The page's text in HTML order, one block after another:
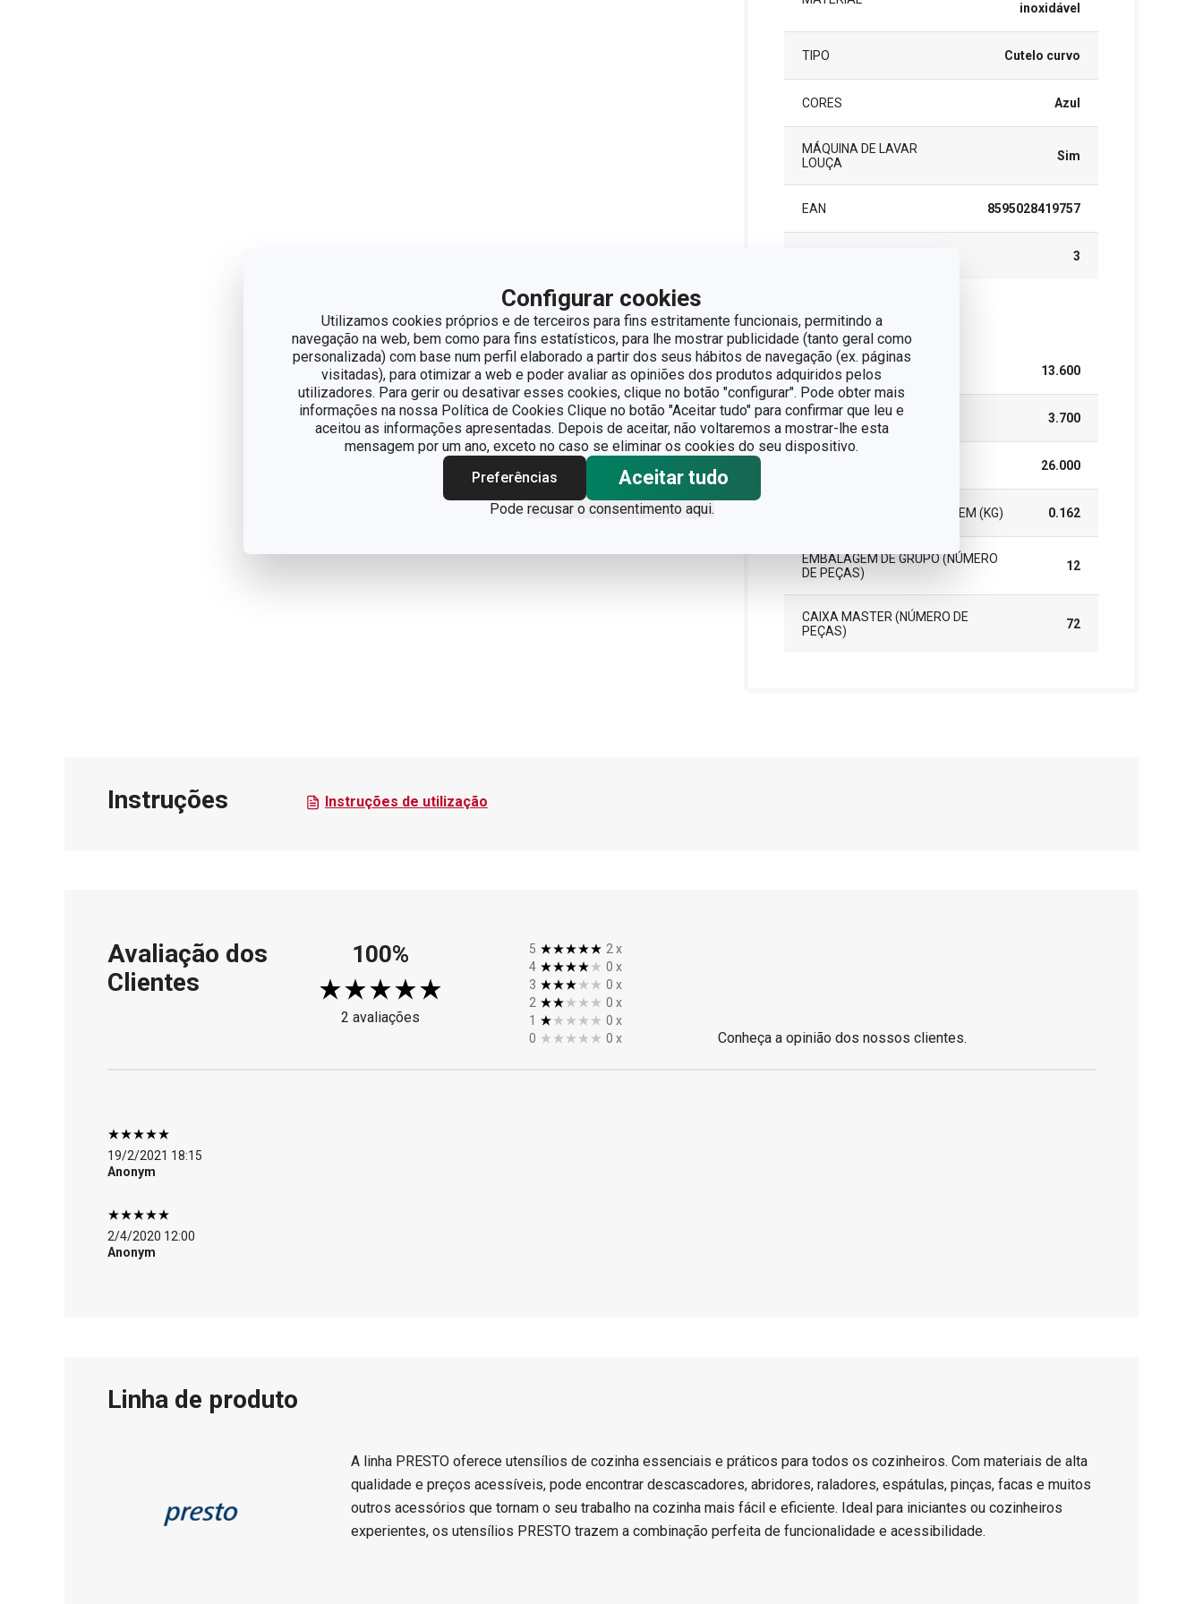
Configurar cookies
Utilizamos cookies próprios e de terceiros para fins estritamente funcionais, permitindo a
navegação na web, bem como para fins estatísticos, para lhe mostrar publicidade (tanto geral como
personalizada) com base num perfil elaborado a partir dos seus hábitos de navegação (ex. páginas
visitadas), para otimizar a web e poder avaliar as opiniões dos produtos adquiridos pelos
utilizadores. Para gerir ou desativar esses cookies, clique no botão "configurar". Pode obter mais
informações na nossa Política de Cookies Clique no botão "Aceitar tudo" para confirmar que leu e
aceitou as informações apresentadas. Depois de aceitar, não voltaremos a mostrar-lhe esta
mensagem por um ano, exceto no caso se eliminar os cookies do seu dispositivo.
Preferências
Aceitar tudo
Pode recusar o consentimento aqui.
inoxidável
TIPO Cutelo curvo
CORES Azul
MÁQUINA DE LAVAR
LOUÇA
Sim
EAN 8595028419757
3
Pacote
LARGURA (CM) 13.600
ALTURA (CM) 3.700
26.000
PESO INCLUINDO EMBALAGEM (KG) 0.162
EMBALAGEM DE GRUPO (NÚMERO
DE PEÇAS)
12
CAIXA MASTER (NÚMERO DE
PEÇAS)
72
Instruções Instruções de utilização
Avaliação dos
Clientes
100%
2 avaliações
5 2 x
4
0 x
3
0 x
2
0 x
1
0 x
0
0 x Conheça a opinião dos nossos clientes.
19/2/2021 18:15
Anonym
2/4/2020 12:00
Anonym
Linha de produto
A linha PRESTO oferece utensílios de cozinha essenciais e práticos para todos os cozinheiros. Com materiais de alta
qualidade e preços acessíveis, pode encontrar descascadores, abridores, raladores, espátulas, pinças, facas e muitos
outros acessórios que tornam o seu trabalho na cozinha mais fácil e eficiente. Ideal para iniciantes ou cozinheiros
experientes, os utensílios PRESTO trazem a combinação perfeita de funcionalidade e acessibilidade.